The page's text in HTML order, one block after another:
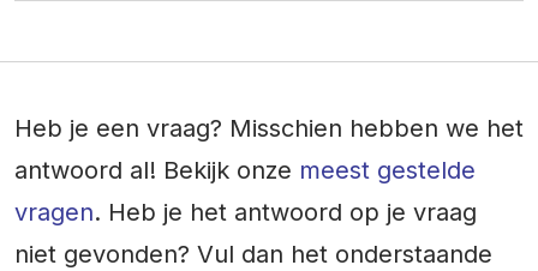
Heb je een vraag? Misschien hebben we het
antwoord al! Bekijk onze meest gestelde
vragen. Heb je het antwoord op je vraag
niet gevonden? Vul dan het onderstaande